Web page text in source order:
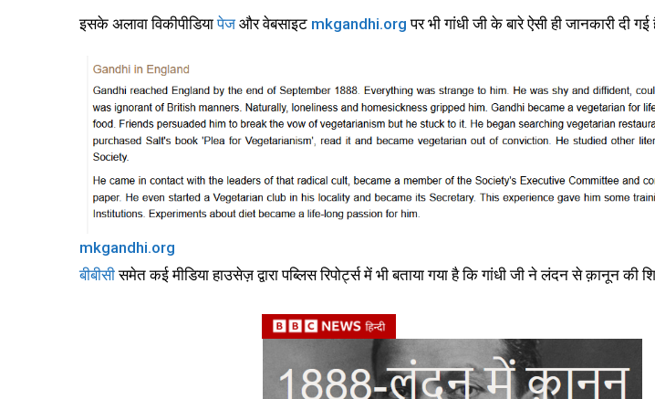
इसके अलावा विकीपीडियापेज और वेबसाइट mkgandhi.org पर भी गांधी जी के बारे ऐसी ही जानकारी दी गई
mkgandhi.org
बीबीसीसमेत कई मीडिया हाउसेज़ द्वारा पब्लिस रिपोर्ट्स में भी बताया गया है कि गांधी जी ने लंदन से क़ानून की